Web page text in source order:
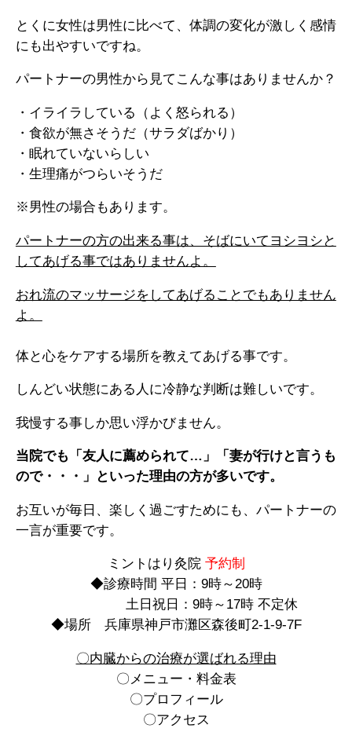
とくに女性は男性に比べて、体調の変化が激しく感情
にも出やすいですね。
パートナーの男性から見てこんな事はありませんか？
・イライラしている（よく怒られる）
・食欲が無さそうだ（サラダばかり）
・眠れていないらしい
・生理痛がつらいそうだ
※男性の場合もあります。
パートナーの方の出来る事は、そばにいてヨシヨシと
してあげる事ではありませんよ。
おれ流のマッサージをしてあげることでもありません
よ。
体と心をケアする場所を教えてあげる事です。
しんどい状態にある人に冷静な判断は難しいです。
我慢する事しか思い浮かびません。
当院でも「友人に薦められて…」「妻が行けと言うも
ので・・・」といった理由の方が多いです。
お互いが毎日、楽しく過ごすためにも、パートナーの
一言が重要です。
ミントはり灸院 予約制
◆診療時間 平日：9時～20時
土日祝日：9時～17時 不定休
◆場所 兵庫県神戸市灘区森後町2-1-9-7F
〇内臓からの治療が選ばれる理由
〇メニュー・料金表
〇プロフィール
〇アクセス